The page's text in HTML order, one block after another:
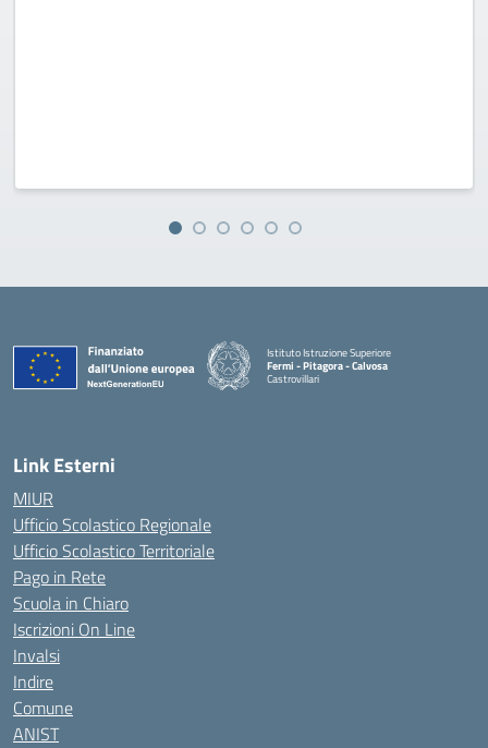
Istituto Istruzione Superiore
Fermi - Pitagora - Calvosa
Castrovillari
Link Esterni
MIUR
Ufficio Scolastico Regionale
Ufficio Scolastico Territoriale
Pago in Rete
Scuola in Chiaro
Iscrizioni On Line
Invalsi
Indire
Comune
ANIST